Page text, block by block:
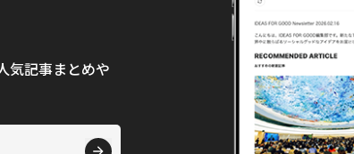
気記事まとめや